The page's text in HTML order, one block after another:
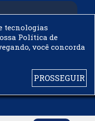
mistura de
tecnologias
Política de
você concorda
PROSSEGUIR